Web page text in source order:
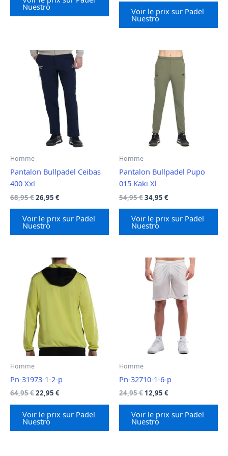
était :
64,95 €.
est :
Nuestro
initial
était :
19,95 €.
est :
Voir le prix sur Padel
Nuestro
Homme
Pantalon Bullpadel Ceibas
400 Xxl
68,95€Le
initial
était :
68,95 €.
26,95 €Le
actuel
est :
Voir le prix sur Padel
Nuestro
Homme
Pantalon Bullpadel Pupo
015 Kaki Xl
54,95€Le
initial
était :
54,95 €.
34,95 €Le
actuel
est :
Voir le prix sur Padel
Nuestro
Homme
Pn-31973-1-2-p
64,95€Le
initial
était :
64,95 €.
22,95 €Le
est :
Voir le prix sur Padel
Nuestro
Homme
Pn-32710-1-6-p
24,95€ Le
initial
était :
24,95 €.
12,95 €Le
est :
Voir le prix sur Padel
Nuestro